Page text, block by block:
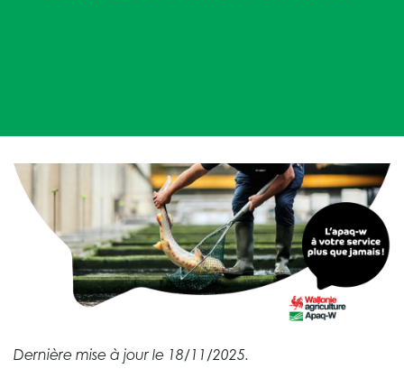
Dernière mise à jour le 18/11/2025.